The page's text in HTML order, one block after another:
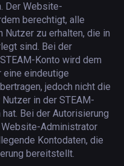
Der Website-
berechtigt, alle
Nutzer zu erhalten, die in
sind. Bei der
Konto wird dem
eindeutige
jedoch nicht die
in der STEAM-
Bei der Autorisierung
Administrator
Kontodaten, die
bereitstellt.